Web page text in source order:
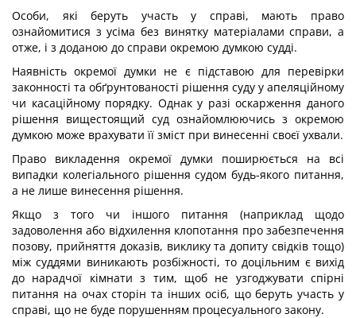
Особи, які беруть участь у справі, мають право
ознайомитися з усіма без винятку матеріалами справи, а
отже, і з доданою до справи окремою думкою судді.
Наявність окремої думки не є підставою для перевірки
законності та обґрунтованості рішення суду у апеляційному
чи касаційному порядку. Однак у разі оскарження даного
рішення вищестоящий суд ознайомлюючись з окремою
думкою може врахувати її зміст при винесенні своєї ухвали.
Право викладення окремої думки поширюється на всі
випадки колегіального рішення судом будь-якого питання,
а не лише винесення рішення.
Якщо з того чи іншого питання (наприклад щодо
задоволення або відхилення клопотання про забезпечення
позову, прийняття доказів, виклику та допиту свідків тощо)
між суддями виникають розбіжності, то доцільним є вихід
до нарадчої кімнати з тим, щоб не узгоджувати спірні
питання на очах сторін та інших осіб, що беруть участь у
справі, що не буде порушенням процесуального закону.